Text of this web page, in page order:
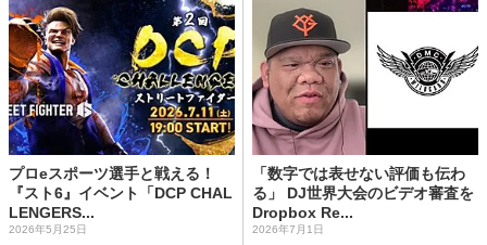
プロeスポーツ選手と戦える！
『スト6』イベント「DCP CHAL
LENGERS...
2026年5月25日
「数字では表せない評価も伝わ
る」 DJ世界大会のビデオ審査を
Dropbox Re...
2026年7月1日